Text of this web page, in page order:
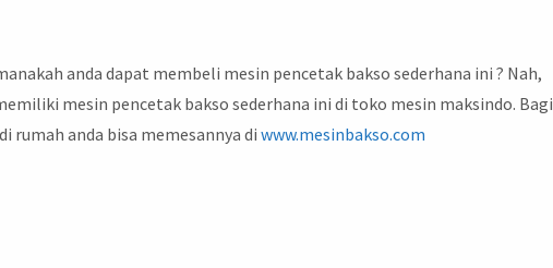
anda dapat membeli mesin pencetak bakso sederhana ini ? Nah,
mesin pencetak bakso sederhana ini di toko mesin maksindo. Bagi
rumah anda bisa memesannya diwww.mesinbakso.com